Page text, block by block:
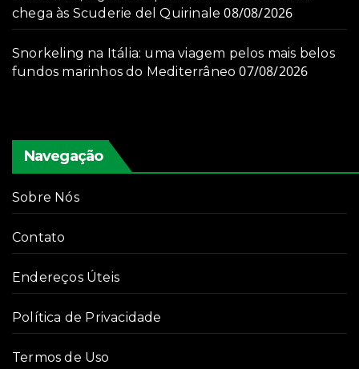
chega às Scuderie del Quirinale 08/08/2026
Snorkeling na Itália: uma viagem pelos mais belos
fundos marinhos do Mediterrâneo 07/08/2026
Navegação
Sobre Nós
Contato
Endereços Úteis
Política de Privacidade
Termos de Uso